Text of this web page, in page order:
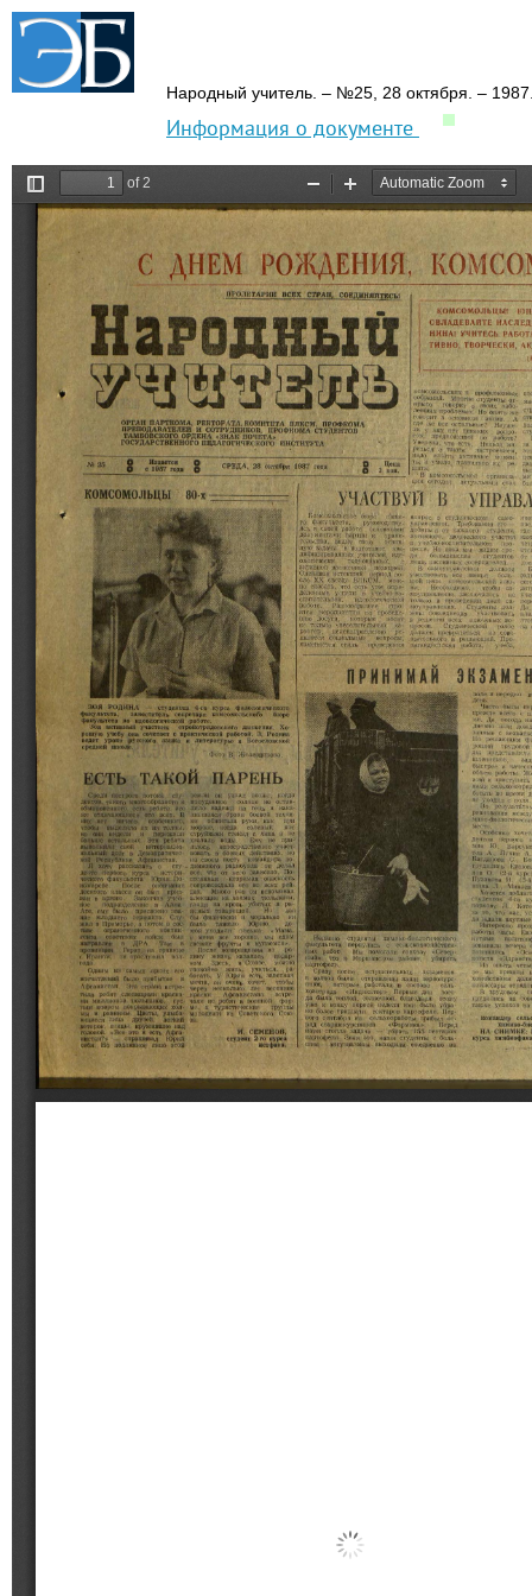
Народный учитель. – №25, 28 октября. –
Информация о документе